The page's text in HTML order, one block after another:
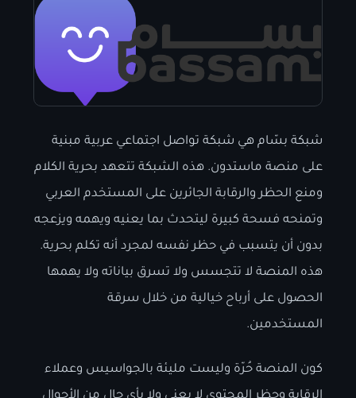
شبكة بسّام هي شبكة تواصل اجتماعي عربية مبنية
على منصة ماستدون. هذه الشبكة تتعهد بحرية الكلام
ومنع الحظر والرقابة الجائرين على المستخدم العربي
وتمنحه فسحة كبيرة ليتحدث بما يعنيه ويهمه ويزعجه
بدون أن يتسبب في حظر نفسه لمجرد أنه تكلم بحرية.
هذه المنصة لا تتجسس ولا تسرق بياناته ولا يهمها
الحصول على أرباح خيالية من خلال سرقة
المستخدمين.
كون المنصة حُرّة وليست مليئة بالجواسيس وعملاء